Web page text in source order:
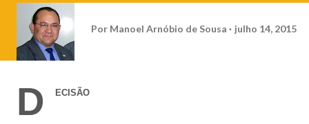
Por Manoel Arnóbio de Sousa julho 14, 2015
D ECISÃO